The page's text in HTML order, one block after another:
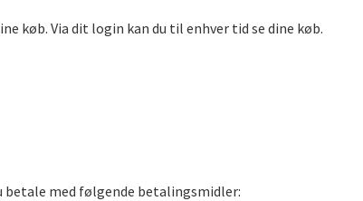
køb. Via dit login kan du til enhver tid se dine køb.
betale med følgende betalingsmidler: